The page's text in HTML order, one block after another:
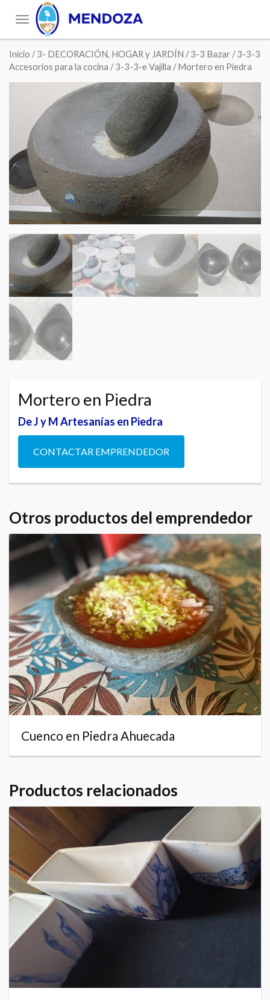
Toggle
navigation
Inicio /3- DECORACIÓN, HOGAR y JARDÍN /3-3 Bazar /3-3-3
Accesorios para la cocina /3-3-3-e Vajilla / Mortero en Piedra
Mortero en Piedra
De J y M Artesanías en Piedra
CONTACTAR EMPRENDEDOR
Otros productos del emprendedor
Cuenco en Piedra Ahuecada
Productos relacionados